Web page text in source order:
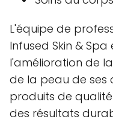
L'équipe de
Infused Skin &
l'amélioration de
de la peau de ses
produits de
des résultats